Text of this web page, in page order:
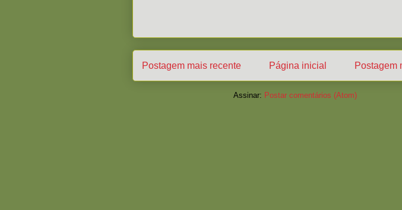
Postagem mais recente Postagem
Página inicial
Assinar: Postar comentários (Atom)